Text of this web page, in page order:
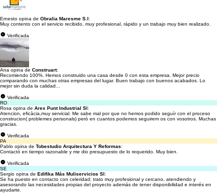
Ernesto opina de Obralia Maresme S.l:
Muy contento con el servicio recibido, muy profesional, rápido y un trabajo muy bien realizado.
Verificada
Ana opina de Construart:
Recomiendo 100%. Hemos construido una casa desde 0 con esta empresa. Mejor precio
comparando con muchas otras empresas del lugar. Buen trabajo con buenos acabados. Lo
mejor sin duda la calidad...
Verificada
RO
Rosa opina de Arex Punt Industrial Sl:
Atencion, eficàcia,muy servicial. Me sabe mal por que no hemos podido seguír con el proceso
construcion( problemes personals) però en cuantos podemos seguirem os con vosotros. Muchas
gracias.
Verificada
PA
Pablo opina de Tobestudio Arquitectura Y Reformas:
Contactó en tiempo razonable y me dio presupuesto de lo requerido. Muy bien.
Verificada
SE
Sergio opina de Edifika Más Muliservicios Sl:
Se ha puesto en contacto con celeridad; trato muy profesional y cercano, atendiendo y
asesorando las necesidades propias del proyecto además de tener disponibilidad e interés en
ayudarte.